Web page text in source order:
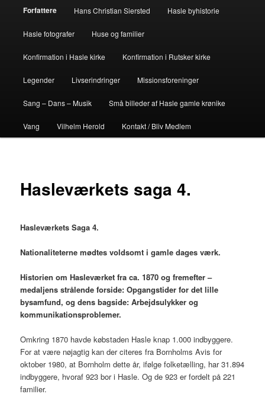
Forfattere Hans Christian Siersted Hasle byhistorie
Hasle fotografer Huse og familier
Konfirmation i Hasle kirke Konfirmation i Rutsker kirke
Legender Livserindringer Missionsforeninger
Sang – Dans – Musik Små billeder af Hasle gamle krønike
Vang Vilhelm Herold Kontakt / Bliv Medlem
Hasleværkets saga 4.
Hasleværkets Saga 4.
Nationaliteterne mødtes voldsomt i gamle dages værk.
Historien om Hasleværket fra ca. 1870 og fremefter –
medaljens strålende forside: Opgangstider for det lille
bysamfund, og dens bagside: Arbejdsulykker og
kommunikationsproblemer.
Omkring 1870 havde købstaden Hasle knap 1.000 indbyggere.
For at være nøjagtig kan der citeres fra Bornholms Avis for
oktober 1980, at Bornholm dette år, ifølge folketælling, har 31.894
indbyggere, hvoraf 923 bor i Hasle. Og de 923 er fordelt på 221
familier.